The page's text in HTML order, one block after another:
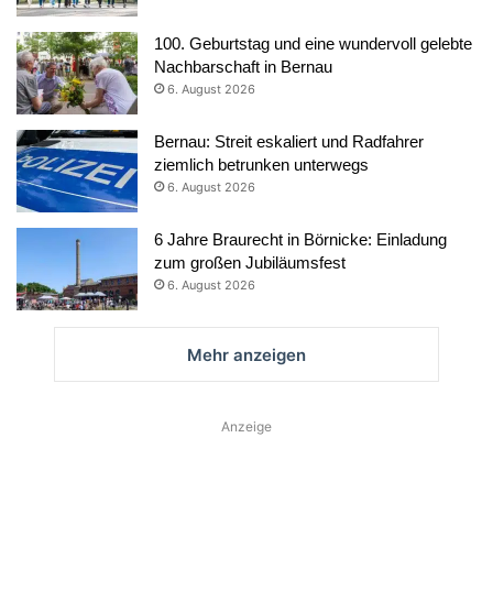
100. Geburtstag und eine wundervoll gelebte
Nachbarschaft in Bernau
6. August 2026
Bernau: Streit eskaliert und Radfahrer
ziemlich betrunken unterwegs
6. August 2026
6 Jahre Braurecht in Börnicke: Einladung
zum großen Jubiläumsfest
6. August 2026
Mehr anzeigen
Anzeige